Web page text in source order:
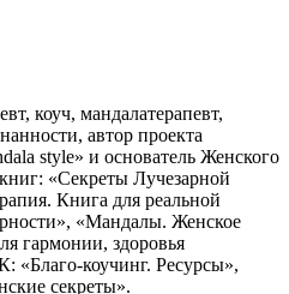
коуч, мандалатерапевт,
автор проекта
style» и основатель Женского
«Секреты Лучезарной
Книга для реальной
«Мандалы. Женское
гармонии, здоровья
«Благо-коучинг. Ресурсы»,
секреты».